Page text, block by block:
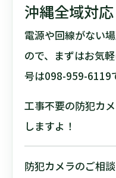
沖縄全域対応
電源や回線がない
ので、まずはお気
号は098-959-6119
工事不要の防犯カ
しますよ！
防犯カメラのご相